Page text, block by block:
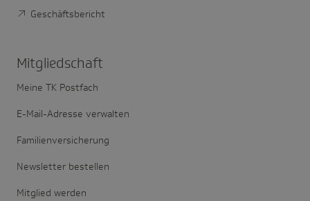
Geschäftsbericht
Mitglied­schaft
Meine TK Postfach
E-Mail-Adresse verwalten
Familienversicherung
Newsletter bestellen
Mitglied werden